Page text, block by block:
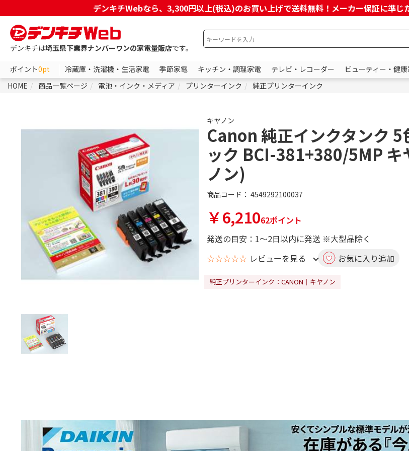
デンキチWebなら、3,300円以上(税込)のお買い上げで送料無料！メーカー保証に準じ
デンキチは埼玉県下業界ナンバーワンの家電量販店です。
ポイント0pt 冷蔵庫・洗濯機・生活家電 季節家電 キッチン・調理家電 テレビ・レコーダー ビューティー・健
HOME
商品一覧ページ 電池・インク・メディア プリンターインク 純正プリンターインク
キヤノン
Canon 純正インクタンク 5
ック BCI-381+380/5MP キ
ノン)
商品コード： 4549292100037
￥6,21062ポイント
発送の目安：1～2日以内に発送 ※大型品除く
☆☆☆☆☆ レビューを見る お気に入り追加
純正プリンターインク：CANON｜キヤノン